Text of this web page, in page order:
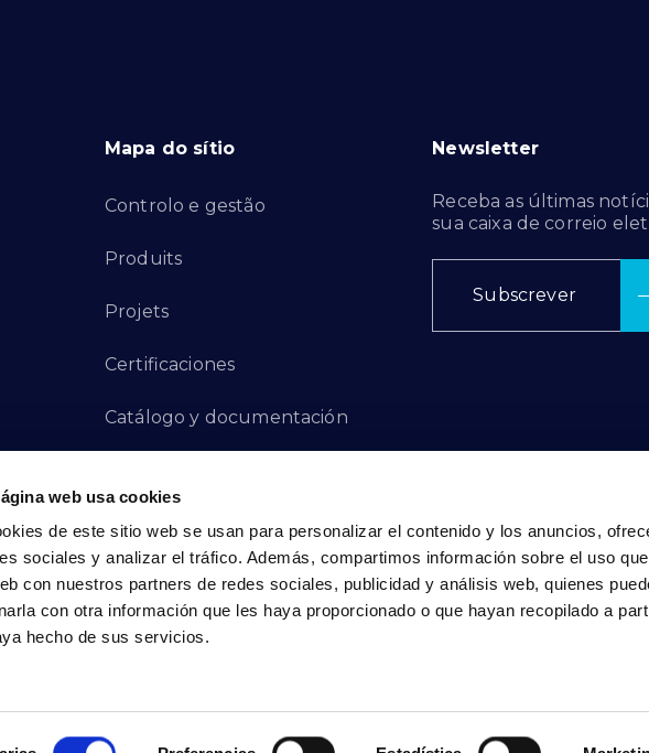
web usa cookies
de este sitio web se usan para personalizar el contenido y los anuncios,
sociales y analizar el tráfico. Además, compartimos información sobre el uso
con nuestros partners de redes sociales, publicidad y análisis web, quienes
con otra información que les haya proporcionado o que hayan recopilado a
hecho de sus servicios.
Mapa do sítio
Controlo e gestão
Produits
Projets
Certificaciones
Catálogo y documentación
Canal de denuncias
Contact
Newsletter
Receba as últimas
sua caixa de correio
Subscrever